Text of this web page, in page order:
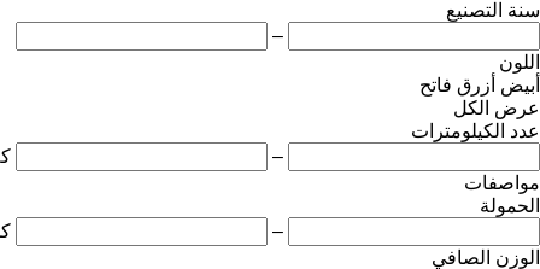
سنة التصنيع
–
اللون
أبيض أزرق فاتح
عرض الكل
عدد الكيلومترات
–
مواصفات
الحمولة
–
الوزن الصافي